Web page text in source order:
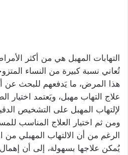
التهابات المهبل هي من أكثر
تُعاني نسبة كبيرة من النساء
هذا المرض، ما يَدفعهم للبحث عن
علاج التهاب مهبل، ويَعتمد اختيار
لإلتهاب المهبل على التشخيص
ومن ثم اختيار العلاج المناسب
الرغم من أن الالتهاب المهبلي من
يُمكن علاجها بسهولة، إلى أن